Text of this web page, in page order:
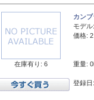
在庫有り: 6
カン
モデル:
価格:
重量:
登録